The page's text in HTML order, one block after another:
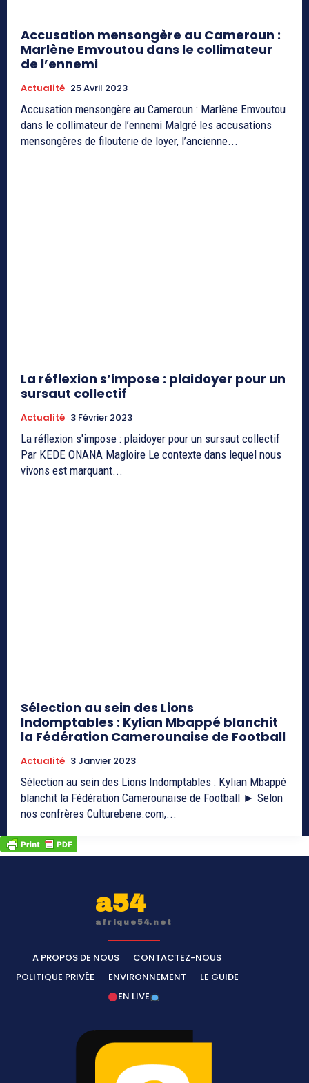
Accusation mensongère au Cameroun :
Marlène Emvoutou dans le collimateur
de l’ennemi
Actualité 25 Avril 2023
Accusation mensongère au Cameroun : Marlène Emvoutou
dans le collimateur de l’ennemi Malgré les accusations
mensongères de filouterie de loyer, l’ancienne...
La réflexion s’impose : plaidoyer pour un
sursaut collectif
Actualité 3 Février 2023
La réflexion s'impose : plaidoyer pour un sursaut collectif
Par KEDE ONANA Magloire Le contexte dans lequel nous
vivons est marquant...
Sélection au sein des Lions
Indomptables : Kylian Mbappé blanchit
la Fédération Camerounaise de Football
Actualité 3 Janvier 2023
Sélection au sein des Lions Indomptables : Kylian Mbappé
blanchit la Fédération Camerounaise de Football ► Selon
nos confrères Culturebene.com,...
a54
afrique54.net
A PROPOS DE NOUS
CONTACTEZ-NOUS
POLITIQUE PRIVÉE
ENVIRONNEMENT
LE GUIDE
EN LIVE